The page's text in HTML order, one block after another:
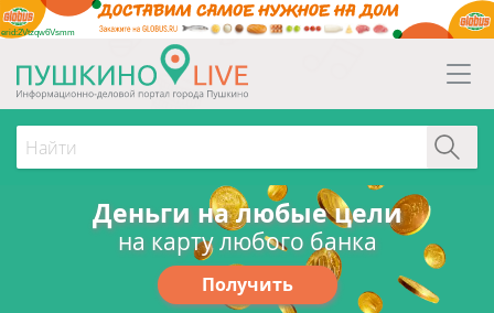
erid:2Vtzqw6Vsmm
Деньги на любые цели
на карту любого банка
Получить